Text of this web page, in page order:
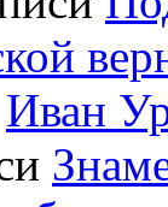
Иван